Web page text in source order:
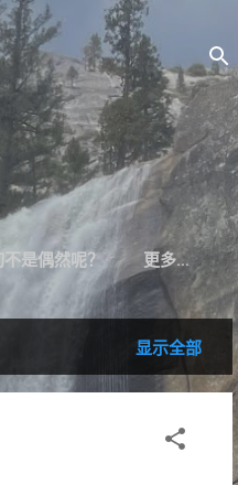
是偶然呢？ 更多…
显示全部